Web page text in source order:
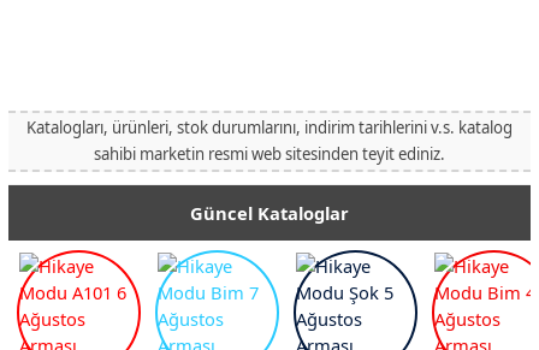
Katalogları, ürünleri, stok durumlarını, indirim tarihlerini v.s. katalog
sahibi marketin resmi web sitesinden teyit ediniz.
Güncel Kataloglar